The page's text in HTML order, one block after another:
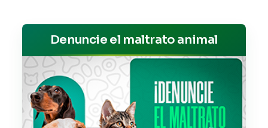
Denuncie el maltrato animal